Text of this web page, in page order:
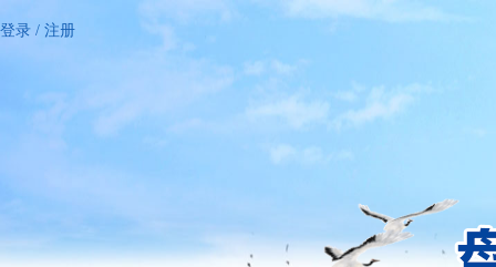
登录 / 注册